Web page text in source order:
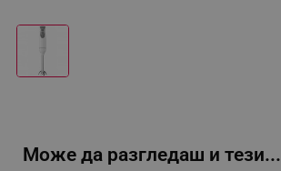
Може да разгледаш и тези...